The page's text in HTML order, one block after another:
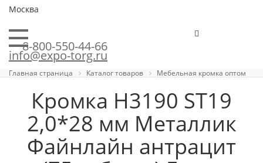
Москва
8-800-550-44-66
info@expo-torg.ru
Главная страница Каталог товаров Мебельная кромка оптом
Кромка H3190 ST19
2,0*28 мм Металлик
Файнлайн антрацит